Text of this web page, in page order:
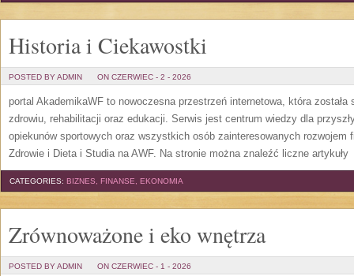
Historia i Ciekawostki
POSTED BY ADMIN ON CZERWIEC - 2 - 2026
portal AkademikaWF to nowoczesna przestrzeń internetowa, która
zdrowiu, rehabilitacji oraz edukacji. Serwis jest centrum wiedzy dla
opiekunów sportowych oraz wszystkich osób zainteresowanych rozwojem
Zdrowie i Dieta i Studia na AWF. Na stronie można znaleźć liczne artykuły
CATEGORIES: BIZNES, FINANSE, EKONOMIA
Zrównoważone i eko wnętrza
POSTED BY ADMIN ON CZERWIEC - 1 - 2026